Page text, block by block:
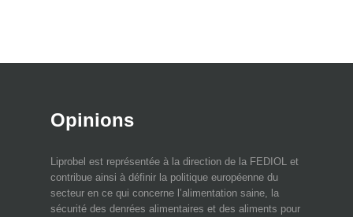
Opinions
Liprobel est représentée à la direction de la FEDIOL et
contribue ainsi à définir la politique européenne du
secteur en ce qui concerne l’alimentation saine, la
sécurité des denrées alimentaires et des aliments pour